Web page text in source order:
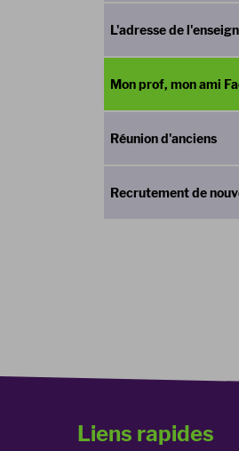
L'adresse de
Mon prof, mon ami
Réunion d'anciens
Recrutement de
Liens rapides